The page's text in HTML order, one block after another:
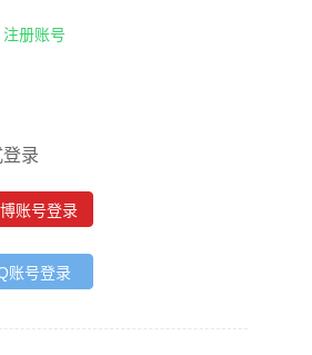
注册账号
录
账号登录
账号登录